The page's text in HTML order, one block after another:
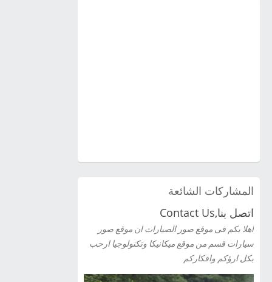
المشاركات الشائعة
اتصل بنا,Contact Us
اهلا بكم فى موقع صور الصيارات ان موقع صور
سيارات قسم من موقع ميكانيكا وتكنولوجيا ارحب
بكل ارؤكم وافكاركم